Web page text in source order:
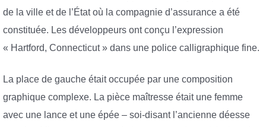
de la ville et de l’État où la compagnie d’assurance a été
constituée. Les développeurs ont conçu l’expression
« Hartford, Connecticut » dans une police calligraphique fine.
La place de gauche était occupée par une composition
graphique complexe. La pièce maîtresse était une femme
avec une lance et une épée – soi-disant l’ancienne déesse